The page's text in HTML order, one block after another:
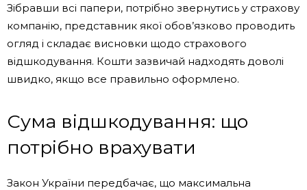
Зібравши всі папери, потрібно звернутись у страхову
компанію, представник якої обов’язково проводить
огляд і складає висновки щодо страхового
відшкодування. Кошти зазвичай надходять доволі
швидко, якщо все правильно оформлено.
Сума відшкодування: що
потрібно врахувати
Закон України передбачає, що максимальна